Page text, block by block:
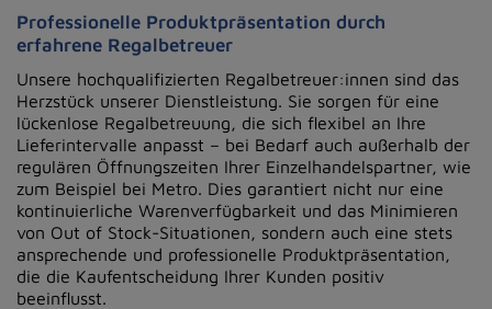
Professionelle Produktpräsentation durch
erfahrene Regalbetreuer
Unsere hochqualifizierten Regalbetreuer:innen sind das
Herzstück unserer Dienstleistung. Sie sorgen für eine
lückenlose Regalbetreuung, die sich flexibel an Ihre
Lieferintervalle anpasst – bei Bedarf auch außerhalb der
regulären Öffnungszeiten Ihrer Einzelhandelspartner, wie
zum Beispiel bei Metro. Dies garantiert nicht nur eine
kontinuierliche Warenverfügbarkeit und das Minimieren
von Out of Stock-Situationen, sondern auch eine stets
ansprechende und professionelle Produktpräsentation,
die die Kaufentscheidung Ihrer Kunden positiv
beeinflusst.